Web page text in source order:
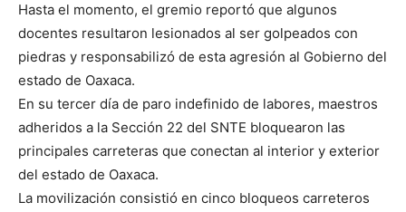
Hasta el momento, el gremio reportó que algunos
docentes resultaron lesionados al ser golpeados con
piedras y responsabilizó de esta agresión al Gobierno del
estado de Oaxaca.
En su tercer día de paro indefinido de labores, maestros
adheridos a la Sección 22 del SNTE bloquearon las
principales carreteras que conectan al interior y exterior
del estado de Oaxaca.
La movilización consistió en cinco bloqueos carreteros